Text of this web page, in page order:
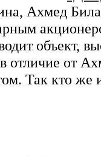
Ахмед
объект,
отличие от
Так кто же